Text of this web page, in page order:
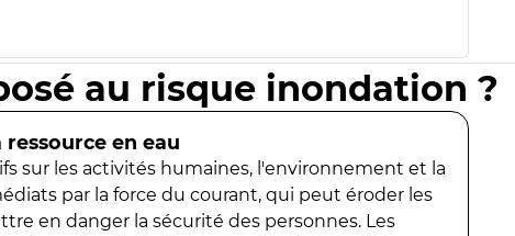
au risque inondation ?
en eau
sur les activités humaines, l'environnement et la
par la force du courant, qui peut éroder les
en danger la sécurité des personnes. Les